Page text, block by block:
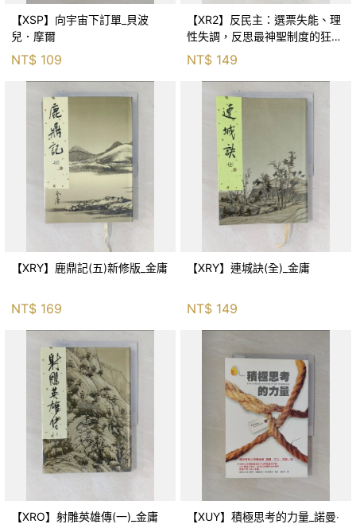
【XSP】向宇宙下訂單_貝波
兒．摩爾
NT$ 109
【XR2】反民主：選票失能、理
性失調，反思最神聖制度的狂亂
NT$ 149
【XRY】鹿鼎記(五)新修版_金庸
NT$ 169
【XRY】連城訣(全)_金庸
NT$ 149
【XRO】射雕英雄傳(一)_金庸
【XUY】積極思考的力量_諾曼‧